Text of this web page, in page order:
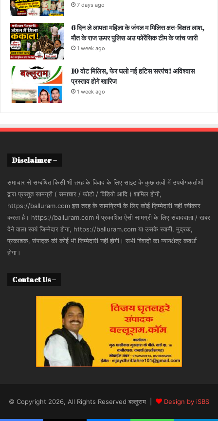
7 days ago
6 दिन ले लापता महिला के जंगल म मिलिस क्षत-विक्षत लाश,
मौत के राज ऊपर पुलिस अउ फोरेंसिक टीम के जांच जारी
1 week ago
10 वोट मिलिस, फेर घलो नई हटिस सरपंच! अविश्वास
प्रस्ताव होगे खारिज
1 week ago
Disclaimer –
समाचार से सम्बंधित किसी भी तरह के विवाद के लिए साइट के कुछ तत्वों में उपयोगकर्ताओं
द्वारा प्रस्तुत सामग्री ( समाचार / फोटो / विडियो आदि ) शामिल होगी,
https://balluram.com इस तरह के सामग्रियों के लिए कोई ज़िम्मेदारी नहीं स्वीकार
करता है। https://balluram.com में प्रकाशित ऐसी सामग्री के लिए संवाददाता / खबर
देने वाला स्वयं जिम्मेदार होगा, https://balluram.com या उसके स्वामी, मुद्रक,
प्रकाशक, संपादक की कोई भी जिम्मेदारी नहीं होगी। सभी विवादों का न्यायक्षेत्र कवर्धा
होगा।
Contact Us –
© Copyright 2026, All Rights Reserved बल्लूराम | Design by iSBS